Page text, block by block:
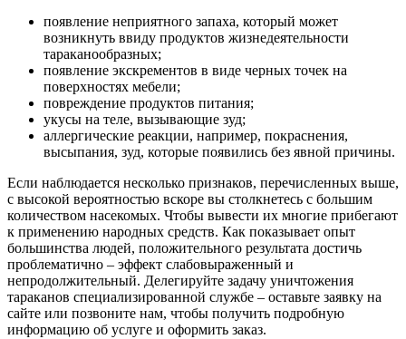
появление неприятного запаха, который может
возникнуть ввиду продуктов жизнедеятельности
тараканообразных;
появление экскрементов в виде черных точек на
поверхностях мебели;
повреждение продуктов питания;
укусы на теле, вызывающие зуд;
аллергические реакции, например, покраснения,
высыпания, зуд, которые появились без явной причины.
Если наблюдается несколько признаков, перечисленных выше,
с высокой вероятностью вскоре вы столкнетесь с большим
количеством насекомых. Чтобы вывести их многие прибегают
к применению народных средств. Как показывает опыт
большинства людей, положительного результата достичь
проблематично – эффект слабовыраженный и
непродолжительный. Делегируйте задачу уничтожения
тараканов специализированной службе – оставьте заявку на
сайте или позвоните нам, чтобы получить подробную
информацию об услуге и оформить заказ.